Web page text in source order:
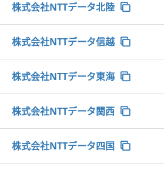
株式会社NTTデータ北陸
株式会社NTTデータ信越
株式会社NTTデータ東海
株式会社NTTデータ関西
株式会社NTTデータ四国